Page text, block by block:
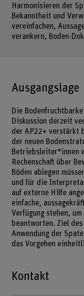
Harmonisieren der
Bekanntheit und
vereinfachen,
verankern, Boden-
Ausgangslage
Die
Diskussion derzeit
der AP22+ verstärkt
der neuen
Betriebsleiter*innen
Rechenschaft über
Böden ablegen
und für die
auf externe Hilfe
einfache,
Verfügung stehen,
beantworten. Ziel
Anwendung der
das Vorgehen
Kontakt